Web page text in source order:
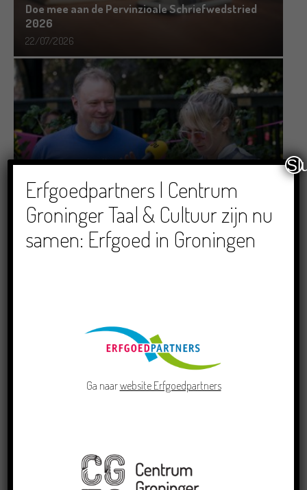
Doe mee aan de Pervinzioale Schriefwedstried
2026
22/07/2026
Ommaans
29/06/2026
Crowdfunding voor bijzonder kinderboek met
Groningse liedjes en verhalen
Erfgoedpartners | Centrum
Groninger Taal & Cultuur zijn nu
samen: Erfgoed in Groningen
Ga naarwebsite Erfgoedpartners